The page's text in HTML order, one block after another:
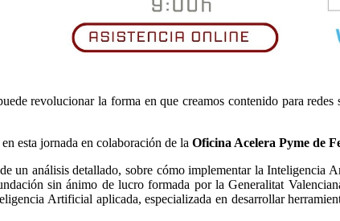
revolucionar la forma en que creamos contenido para
esta jornada en colaboración de la Oficina Acelera Pyme de
un análisis detallado, sobre cómo implementar la Inteligencia
sin ánimo de lucro formada por la Generalitat
Artificial aplicada, especializada en desarrollar